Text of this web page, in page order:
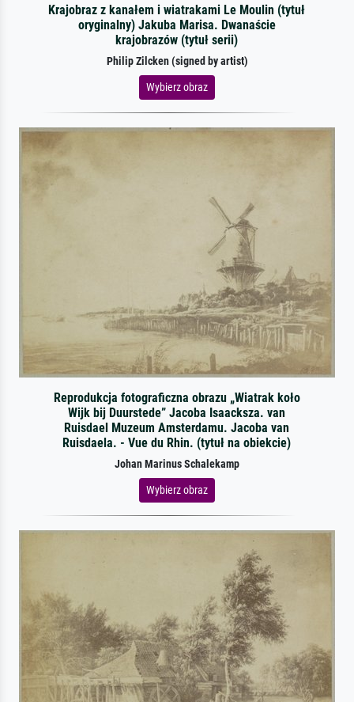
Krajobraz z kanałem i wiatrakami Le Moulin (tytuł
oryginalny) Jakuba Marisa. Dwanaście
krajobrazów (tytuł serii)
Philip Zilcken (signed by artist)
Wybierz obraz
Reprodukcja fotograficzna obrazu „Wiatrak koło
Wijk bij Duurstede” Jacoba Isaacksza. van
Ruisdael Muzeum Amsterdamu. Jacoba van
Ruisdaela. - Vue du Rhin. (tytuł na obiekcie)
Johan Marinus Schalekamp
Wybierz obraz